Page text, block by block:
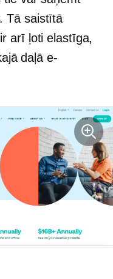
Tā saistītā
arī ļoti elastīga,
daļā e-